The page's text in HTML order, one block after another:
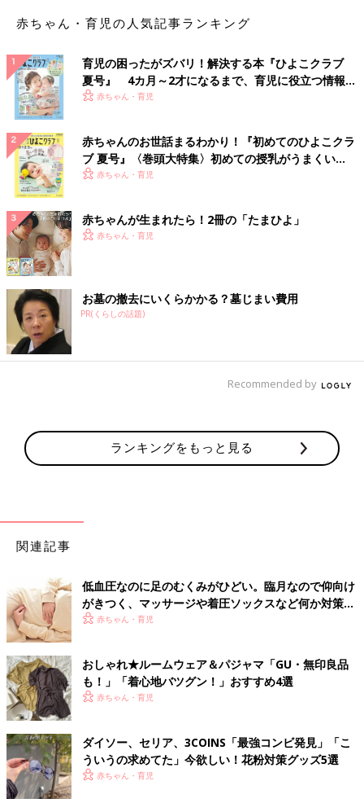
赤ちゃん・育児の人気記事ランキング
育児の困ったがズバリ！解決する本『ひよこクラブ
夏号』 4カ月～2才になるまで、育児に役立つ情報が
いっぱい！
赤ちゃん・育児
赤ちゃんのお世話まるわかり！『初めてのひよこクラ
ブ 夏号』〈巻頭大特集〉初めての授乳がうまくい
く！ おっぱい・ミルクの基本と夏のトラブル 解決テ
赤ちゃん・育児
赤ちゃんが生まれたら！2冊の「たまひよ」
赤ちゃん・育児
お墓の撤去にいくらかかる？墓じまい費用
PR(くらしの話題)
Recommended by
ランキングをもっと見る
関連記事
低血圧なのに足のむくみがひどい。臨月なので仰向け
がきつく、マッサージや着圧ソックスなど何か対策さ
れている方いますか？－”まいにちのたまひよ”の体験
赤ちゃん・育児
おしゃれ★ルームウェア＆パジャマ「GU・無印良品
も！」「着心地バツグン！」おすすめ4選
赤ちゃん・育児
ダイソー、セリア、3COINS「最強コンビ発見」「こ
ういうの求めてた」今欲しい！花粉対策グッズ5選
赤ちゃん・育児